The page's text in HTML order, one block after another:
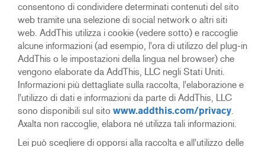
consentono di condividere determinati contenuti del sito
web tramite una selezione di social network o altri siti
web. AddThis utilizza i cookie (vedere sotto) e raccoglie
alcune informazioni (ad esempio, l'ora di utilizzo del plug-in
AddThis o le impostazioni della lingua nel browser) che
vengono elaborate da AddThis, LLC negli Stati Uniti.
Informazioni più dettagliate sulla raccolta, l'elaborazione e
l'utilizzo di dati e informazioni da parte di AddThis, LLC
sono disponibili sul sito www.addthis.com/privacy.
Axalta non raccoglie, elabora né utilizza tali informazioni.
Lei può scegliere di opporsi alla raccolta e all'utilizzo delle